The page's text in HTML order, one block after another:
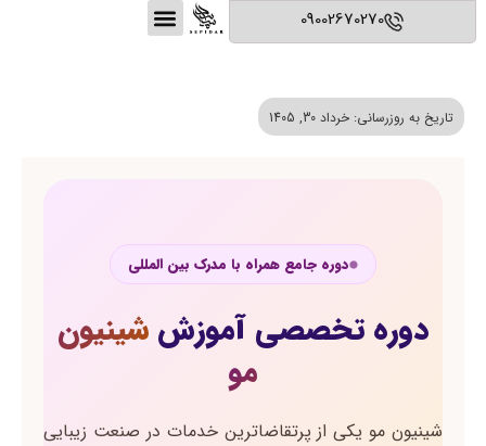
09002670270
تاریخ به روزرسانی: خرداد 30, 1405
دوره جامع همراه با مدرک بین المللی
دوره تخصصی آموزش شینیون
مو
شینیون مو یکی از پرتقاضاترین خدمات در صنعت زیبایی